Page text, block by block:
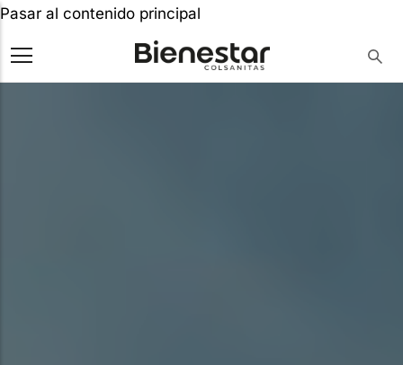
Pasar al contenido principal